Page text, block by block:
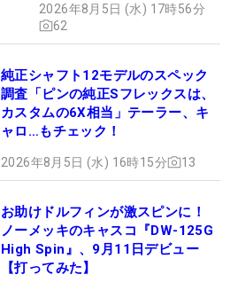
2026年8月5日 (水) 17時56分
62
純正シャフト12モデルのスペック
調査「ピンの純正Sフレックスは、
カスタムの6X相当」テーラー、キ
ャロ…もチェック！
2026年8月5日 (水) 16時15分 13
お助けドルフィンが激スピンに！
ノーメッキのキャスコ『DW-125G
High Spin』、9月11日デビュー
【打ってみた】